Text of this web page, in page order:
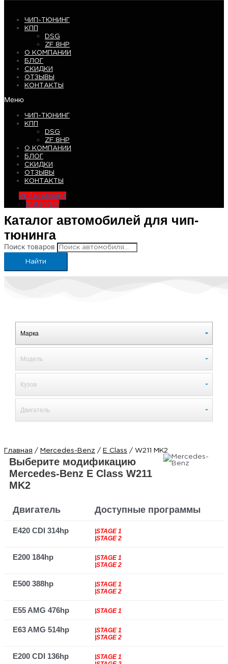
ЧИП-ТЮНИНГ
КПП
DSG
ZF 8HP
О КОМПАНИИ
БЛОГ
СКИДКИ
ОТЗЫВЫ
КОНТАКТЫ
Меню
ЧИП-ТЮНИНГ
КПП
DSG
ZF 8HP
О КОМПАНИИ
БЛОГ
СКИДКИ
ОТЗЫВЫ
КОНТАКТЫ
Vk Facebook-f
Instagram
Каталог автомобилей для чип-
тюнинга
Поиск товаров
Найти
Главная / Mercedes-Benz / E Class / W211 MK2
Выберите модификацию
Mercedes-Benz E Class W211
MK2
Двигатель Доступные программы
E420 CDI 314hp
|STAGE 1
|STAGE 2
E200 184hp
|STAGE 1
|STAGE 2
E500 388hp
|STAGE 1
|STAGE 2
E55 AMG 476hp |STAGE 1
E63 AMG 514hp
|STAGE 1
|STAGE 2
E200 CDI 136hp
|STAGE 1